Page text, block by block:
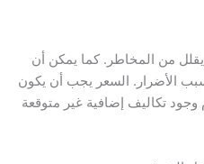
يقلل من المخاطر. كما يمكن أن
الأضرار. السعر يجب أن يكون
تكاليف إضافية غير متوقعة